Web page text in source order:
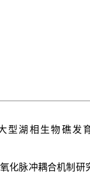
型湖相生物礁发
脉冲耦合机制研